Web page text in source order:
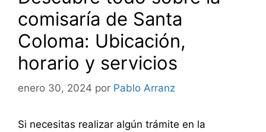
comisaría de Santa
Coloma: Ubicación,
horario y servicios
enero 30, 2024 por Pablo Arranz
Si necesitas realizar algún trámite en la